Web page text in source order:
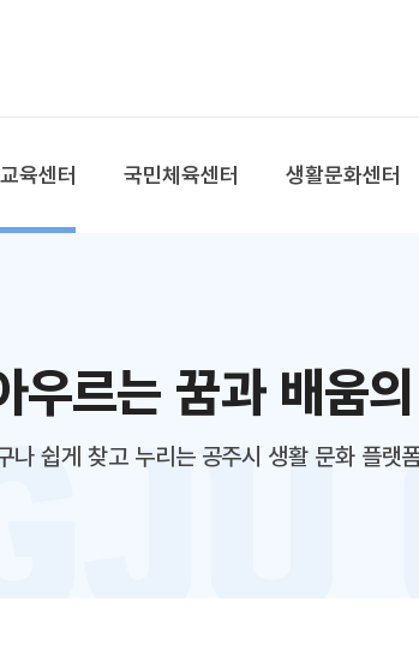
육센터 국민체육센터 생활문화센터
우르는 꿈과 배움
나 쉽게 찾고 누리는 공주시 생활 문화 플랫